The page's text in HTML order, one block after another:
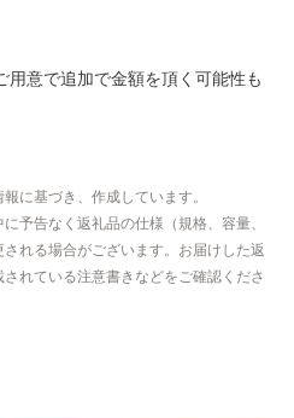
意で追加で金額を頂く可能性も
に基づき、作成しています。
予告なく返礼品の仕様（規格、容量、
れる場合がございます。お届けした返
れている注意書きなどをご確認くださ